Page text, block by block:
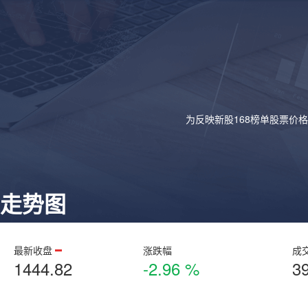
为反映新股168榜单股票价
走势图
最新收盘
1444.82
涨跌幅
-2.96 %
成